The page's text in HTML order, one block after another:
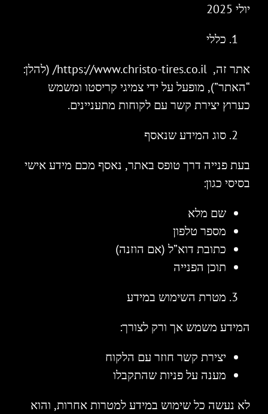
יולי 2025
כללי
אתר זה, https://www.christo-tires.co.il/ (להלן:
“האתר”), מופעל על ידי צמיגי קריסטו ומשמש
כערוץ יצירת קשר עם לקוחות מתעניינים.
סוג המידע שנאסף
בעת פנייה דרך טופס באתר, נאסף מכם מידע אישי
בסיסי כגון:
שם מלא
מספר טלפון
כתובת דוא”ל (אם הוזנה)
תוכן הפנייה
מטרת השימוש במידע
המידע משמש אך ורק לצורך:
יצירת קשר חוזר עם הלקוח
מענה על פניות שהתקבלו
לא נעשה כל שימוש במידע למטרות אחרות, והוא